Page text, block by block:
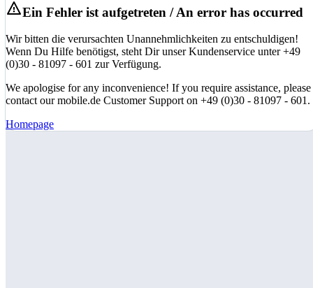
Ein Fehler ist aufgetreten / An error has occurred
Wir bitten die verursachten Unannehmlichkeiten zu entschuldigen!
Wenn Du Hilfe benötigst, steht Dir unser Kundenservice unter +49
(0)30 - 81097 - 601 zur Verfügung.
We apologise for any inconvenience! If you require assistance, please
contact our mobile.de Customer Support on +49 (0)30 - 81097 - 601.
Homepage